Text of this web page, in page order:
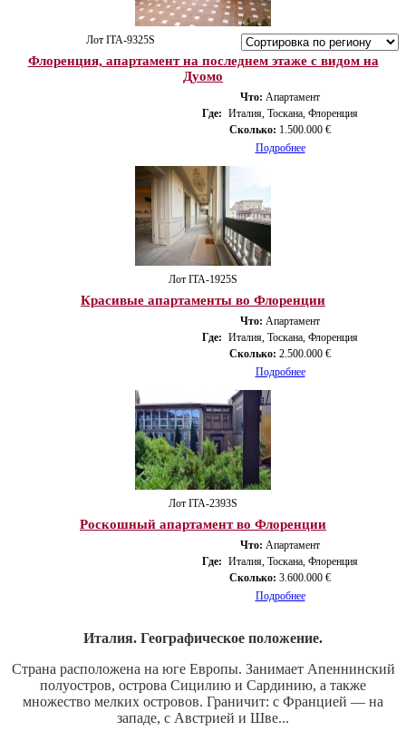
Лот ITA-9325S
Флоренция, апартамент на последнем этаже с видом на
Дуомо
Что: Апартамент
Где: Италия, Тоскана, Флоренция
Сколько: 1.500.000 €
Подробнее
Лот ITA-1925S
Красивые апартаменты во Флоренции
Что: Апартамент
Где: Италия, Тоскана, Флоренция
Сколько: 2.500.000 €
Подробнее
Лот ITA-2393S
Роскошный апартамент во Флоренции
Что: Апартамент
Где: Италия, Тоскана, Флоренция
Сколько: 3.600.000 €
Подробнее
Италия. Географическое положение.
Страна расположена на юге Европы. Занимает Апеннинский
полуостров, острова Сицилию и Сардинию, а также
множество мелких островов. Граничит: с Францией — на
западе, с Австрией и Шве...